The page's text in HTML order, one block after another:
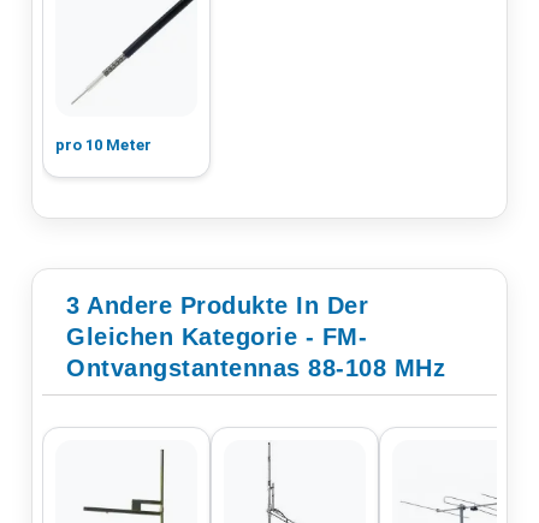
pro 10 Meter
3 Andere Produkte In Der
Gleichen Kategorie - FM-
Ontvangstantennas 88-108 MHz